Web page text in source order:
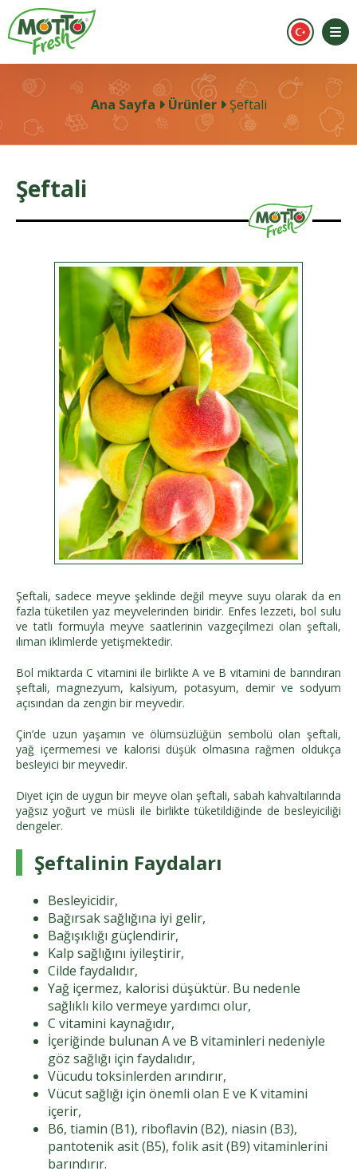
Ana Sayfa Ürünler Şeftali
Şeftali
Şeftali, sadece meyve şeklinde değil meyve suyu olarak da en
fazla tüketilen yaz meyvelerinden biridir. Enfes lezzeti, bol sulu
ve tatlı formuyla meyve saatlerinin vazgeçilmezi olan şeftali,
ılıman iklimlerde yetişmektedir.
Bol miktarda C vitamini ile birlikte A ve B vitamini de barındıran
şeftali, magnezyum, kalsiyum, potasyum, demir ve sodyum
açısından da zengin bir meyvedir.
Çin’de uzun yaşamın ve ölümsüzlüğün sembolü olan şeftali,
yağ içermemesi ve kalorisi düşük olmasına rağmen oldukça
besleyici bir meyvedir.
Diyet için de uygun bir meyve olan şeftali, sabah kahvaltılarında
yağsız yoğurt ve müsli ile birlikte tüketildiğinde de besleyiciliği
dengeler.
Şeftalinin Faydaları
Besleyicidir,
Bağırsak sağlığına iyi gelir,
Bağışıklığı güçlendirir,
Kalp sağlığını iyileştirir,
Cilde faydalıdır,
Yağ içermez, kalorisi düşüktür. Bu nedenle
sağlıklı kilo vermeye yardımcı olur,
C vitamini kaynağıdır,
İçeriğinde bulunan A ve B vitaminleri nedeniyle
göz sağlığı için faydalıdır,
Vücudu toksinlerden arındırır,
Vücut sağlığı için önemli olan E ve K vitamini
içerir,
B6, tiamin (B1), riboflavin (B2), niasin (B3),
pantotenik asit (B5), folik asit (B9) vitaminlerini
barındırır.